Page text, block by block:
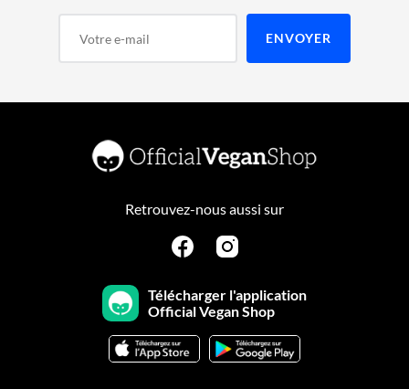
Retrouvez-nous aussi sur
Télécharger l'application
Official Vegan Shop